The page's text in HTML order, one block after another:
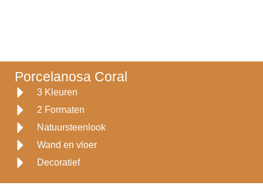
Porcelanosa Coral
3 Kleuren
2 Formaten
Natuursteenlook
Wand en vloer
Decoratief